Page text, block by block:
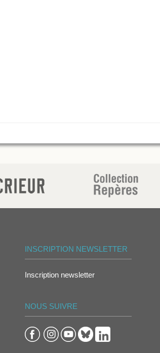
INSCRIPTION NEWSLETTER
Inscription newsletter
NOUS SUIVRE